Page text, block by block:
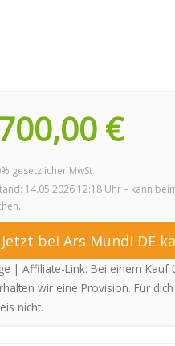
€
gesetzlicher MwSt.
14.05.2026 12:18 Uhr – kann
Jetzt bei Ars Mundi DE
| Affiliate-Link: Bei einem Kauf
wir eine Provision. Für
nicht.